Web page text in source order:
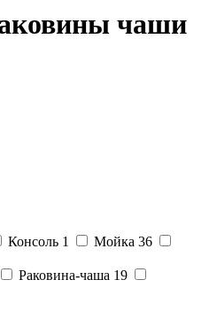
чаши
Консоль 1 Мойка 36
Раковина-чаша 19